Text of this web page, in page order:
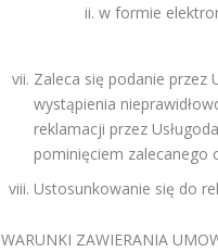
w formie
Zaleca się podanie przez
wystąpienia
reklamacji przez
pominięciem zalecanego
Ustosunkowanie się do
WARUNKI ZAWIERANIA